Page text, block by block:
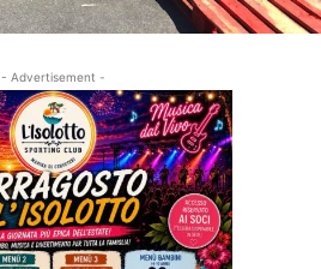
- Advertisement -